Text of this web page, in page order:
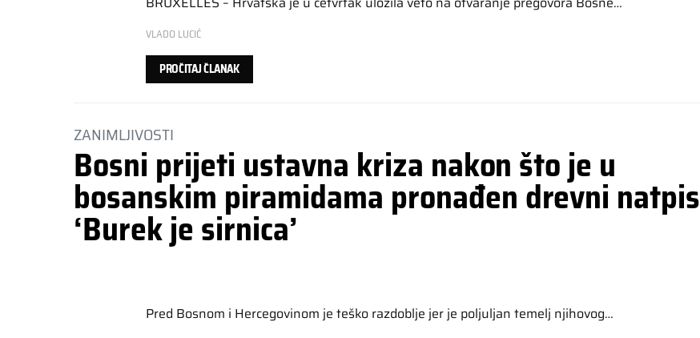
VLADO LUCIĆ
PROČITAJ ČLANAK
ZANIMLJIVOSTI
Bosni prijeti ustavna kriza nakon što je u
bosanskim piramidama pronađen drevni natpis
‘Burek je sirnica’
Pred Bosnom i Hercegovinom je teško razdoblje jer je poljuljan temelj njihovog…